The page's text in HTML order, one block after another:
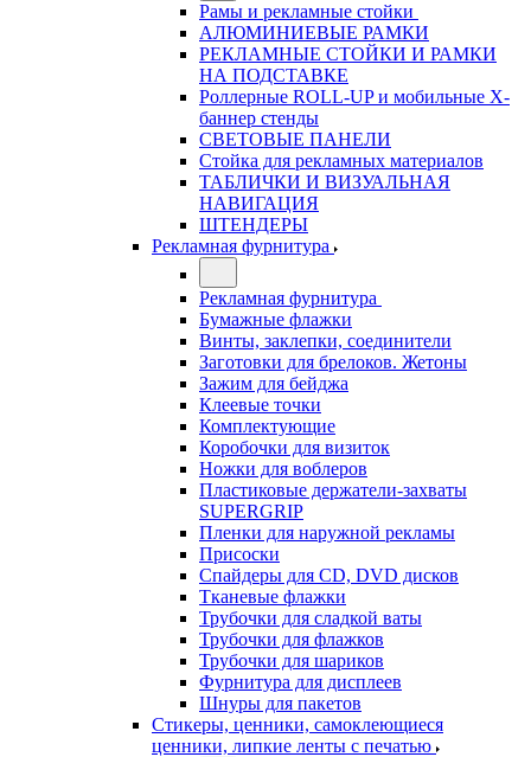
Рамы и рекламные стойки
АЛЮМИНИЕВЫЕ РАМКИ
РЕКЛАМНЫЕ СТОЙКИ И РАМКИ
НА ПОДСТАВКЕ
Роллерные ROLL-UP и мобильные X-
баннер стенды
СВЕТОВЫЕ ПАНЕЛИ
Стойка для рекламных материалов
ТАБЛИЧКИ И ВИЗУАЛЬНАЯ
НАВИГАЦИЯ
ШТЕНДЕРЫ
Рекламная фурнитура
Рекламная фурнитура
Бумажные флажки
Винты, заклепки, соединители
Заготовки для брелоков. Жетоны
Зажим для бейджа
Клеевые точки
Комплектующие
Коробочки для визиток
Ножки для воблеров
Пластиковые держатели-захваты
SUPERGRIP
Пленки для наружной рекламы
Присоски
Спайдеры для CD, DVD дисков
Тканевые флажки
Трубочки для сладкой ваты
Трубочки для флажков
Трубочки для шариков
Фурнитура для дисплеев
Шнуры для пакетов
Стикеры, ценники, самоклеющиеся
ценники, липкие ленты с печатью